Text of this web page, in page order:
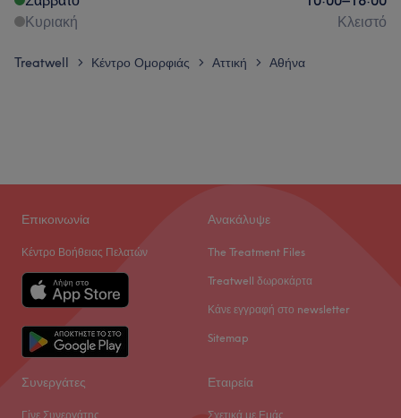
Κυριακή
Κλειστό
Treatwell > Κέντρο Ομορφιάς > Αττική > Αθήνα
Επικοινωνία
Κέντρο Βοήθειας Πελατών
Ανακάλυψε
The Treatment Files
Treatwell δωροκάρτα
Κάνε εγγραφή στο newsletter
Sitemap
Συνεργάτες
Γίνε Συνεργάτης
Εταιρεία
Σχετικά με Εμάς